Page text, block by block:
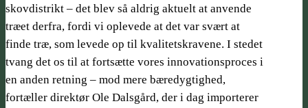
skovdistrikt – det blev så aldrig aktuelt at anvende
træet derfra, fordi vi oplevede at det var svært at
finde træ, som levede op til kvalitetskravene. I stedet
tvang det os til at fortsætte vores innovationsproces i
en anden retning – mod mere bæredygtighed,
fortæller direktør Ole Dalsgård, der i dag importerer